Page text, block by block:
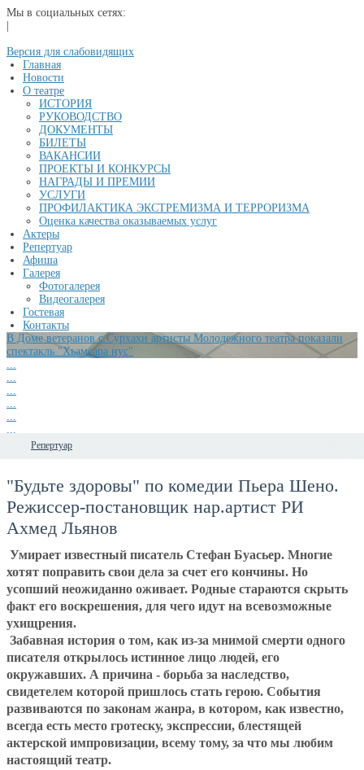
Мы в социальных сетях:
Версия для слабовидящих
Главная
Новости
О театре
ИСТОРИЯ
РУКОВОДСТВО
ДОКУМЕНТЫ
БИЛЕТЫ
ВАКАНСИИ
ПРОЕКТЫ И КОНКУРСЫ
НАГРАДЫ И ПРЕМИИ
УСЛУГИ
ПРОФИЛАКТИКА ЭКСТРЕМИЗМА И ТЕРРОРИЗМА
Оценка качества оказываемых услуг
Актеры
Репертуар
Афиша
Галерея
Фотогалерея
Видеогалерея
Гостевая
Контакты
В Доме ветеранов с.Сурхахи артисты Молодежного театра показали
спектакль "Хьамсара нус"
...
...
...
...
...
...
Репертуар
"Будьте здоровы" по комедии Пьера Шено.
Режиссер-постановщик нар.артист РИ
Ахмед Льянов
Умирает известный писатель Стефан Буасьер. Многие
хотят поправить свои дела за счет его кончины. Но
усопший неожиданно оживает. Родные стараются скрыть
факт его воскрешения, для чего идут на всевозможные
ухищрения.
Забавная история о том, как из-за мнимой смерти одного
писателя открылось истинное лицо людей, его
окружавших. А причина - борьба за наследство,
свидетелем которой пришлось стать герою. События
развиваются по законам жанра, в котором, как известно,
всегда есть место гротеску, экспрессии, блестящей
актерской импровизации, всему тому, за что мы любим
настоящий театр.